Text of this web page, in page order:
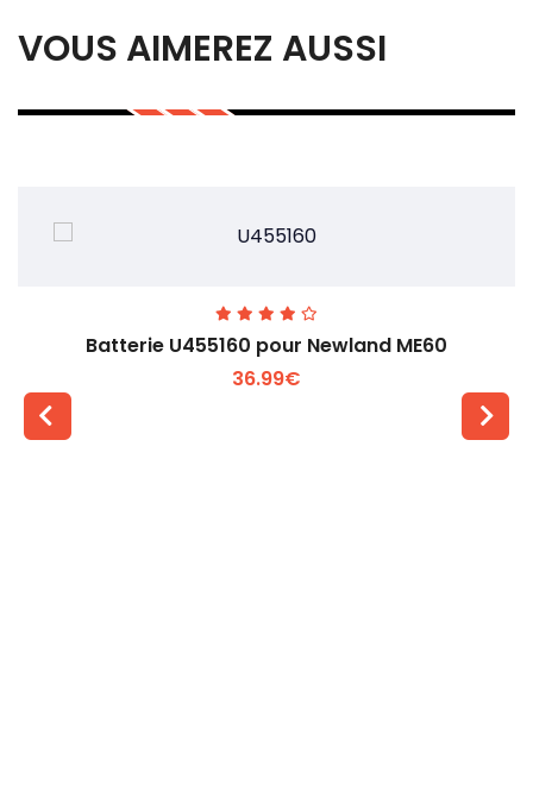
VOUS AIMEREZ AUSSI
Batterie U455160 pour Newland ME60
36.99€